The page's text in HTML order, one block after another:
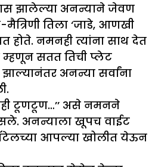
झालेल्या अनन्याने जेवण
तिला ‘जाडे, आणखी
होते. नमनही त्यांना साथ देत
सतत तिची प्लेट
अनन्या सर्वांना
टूणटूण…’’ असे नमनने
अनन्याला खूपच वाईट
आपल्या खोलीत येऊन